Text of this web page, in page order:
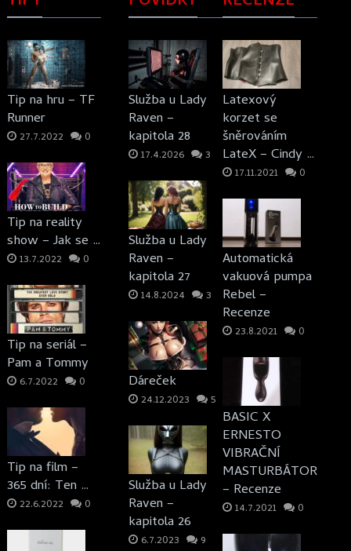
Tip na hru – TF
Runner
27.7.2022 0
Tip na reality
show – Jak se …
13.7.2022 0
Tip na seriál –
Pam a Tommy
6.7.2022 0
Tip na film –
365 dní: Ten …
22.6.2022 0
Služba u Lady
Raven –
kapitola 28
17.4.2026 3
Služba u Lady
Raven –
kapitola 27
14.8.2024 3
Dáreček
24.12.2023 5
Služba u Lady
Raven –
kapitola 26
6.7.2023 9
Latexový
korzet se
šněrováním
LateX – Cindy …
17.11.2021 0
Automatická
vakuová pumpa
Rebel –
Recenze
23.8.2021 0
BASIC X
ERNESTO
VIBRAČNÍ
MASTURBÁTOR
– Recenze
14.7.2021 0